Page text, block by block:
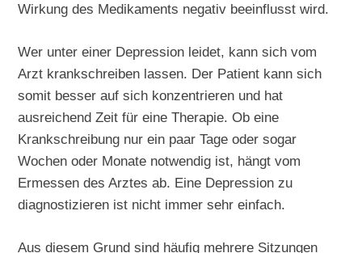
Wirkung des Medikaments negativ beeinflusst wird.
Wer unter einer Depression leidet, kann sich vom
Arzt krankschreiben lassen. Der Patient kann sich
somit besser auf sich konzentrieren und hat
ausreichend Zeit für eine Therapie. Ob eine
Krankschreibung nur ein paar Tage oder sogar
Wochen oder Monate notwendig ist, hängt vom
Ermessen des Arztes ab. Eine Depression zu
diagnostizieren ist nicht immer sehr einfach.
Aus diesem Grund sind häufig mehrere Sitzungen